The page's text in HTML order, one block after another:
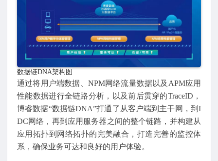
数据链DNA架构图
通过将用户端数据、NPM网络流量数据以及APM应用
性能数据进行全链路分析，以及前后贯穿的TraceID，
博睿数据“数据链DNA”打通了从客户端到主干网，到I
DC网络，再到应用服务器之间的整个链路，并构建从
应用拓扑到网络拓扑的完美融合，打造完善的监控体
系，确保业务可达和良好的用户体验。